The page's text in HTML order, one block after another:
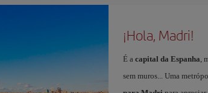
¡Hola, Madri!
É a capital da Espanha,
sem muros... Uma